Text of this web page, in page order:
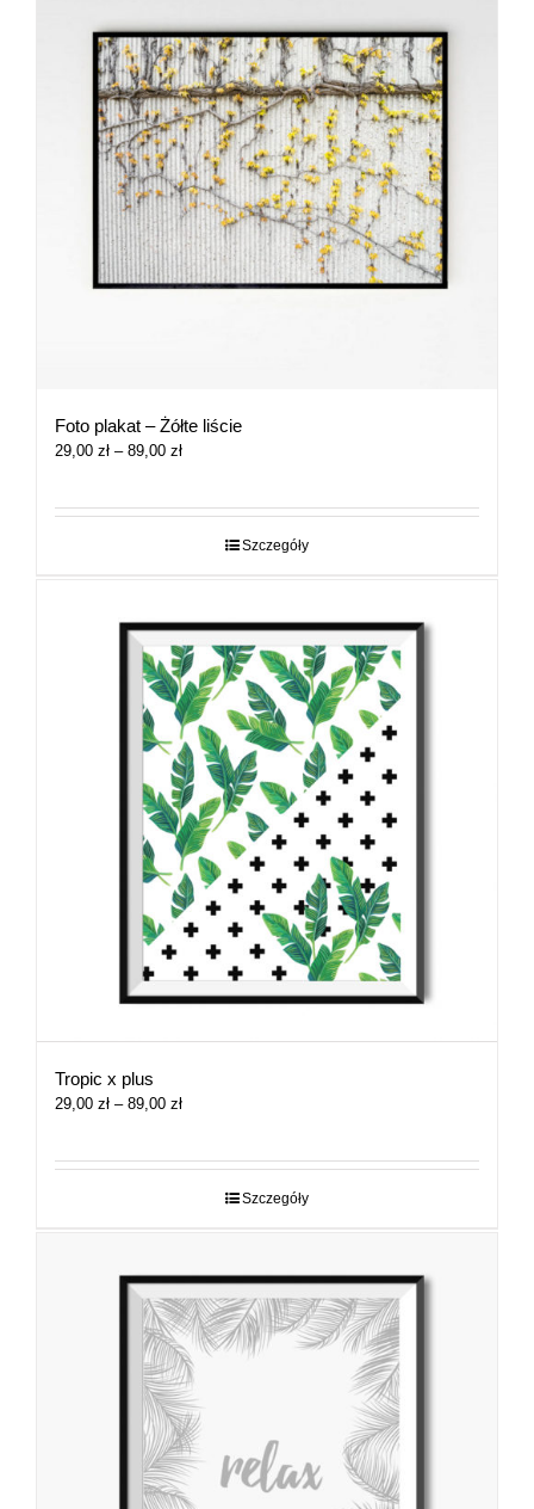
Foto plakat – Żółte liście
29,00 zł – 89,00 złZakres
29,00 zł
Szczegóły
Tropic x plus
29,00 zł – 89,00 złZakres
29,00 zł
Szczegóły